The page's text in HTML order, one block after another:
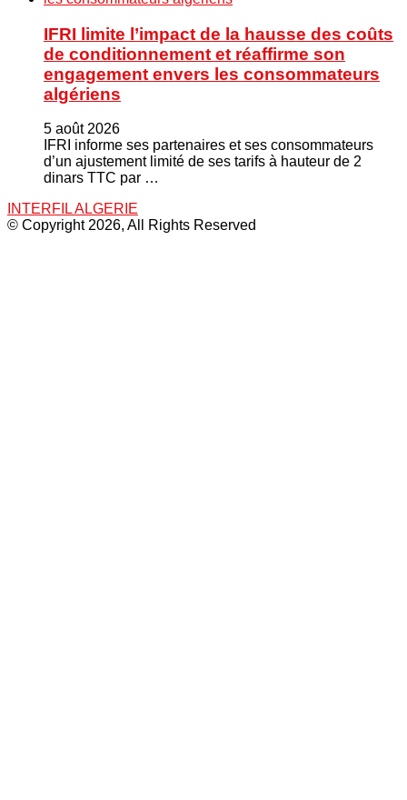
IFRI limite l’impact de la hausse des coûts
de conditionnement et réaffirme son
engagement envers les consommateurs
algériens
5 août 2026
IFRI informe ses partenaires et ses consommateurs
d’un ajustement limité de ses tarifs à hauteur de 2
dinars TTC par …
INTERFIL ALGERIE
© Copyright 2026, All Rights Reserved